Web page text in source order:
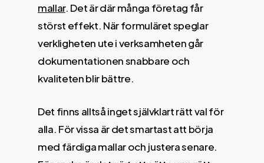
mallar. Det är där många företag får
störst effekt. När formuläret speglar
verkligheten ute i verksamheten går
dokumentationen snabbare och
kvaliteten blir bättre.
Det finns alltså inget självklart rätt val för
alla. För vissa är det smartast att börja
med färdiga mallar och justera senare.